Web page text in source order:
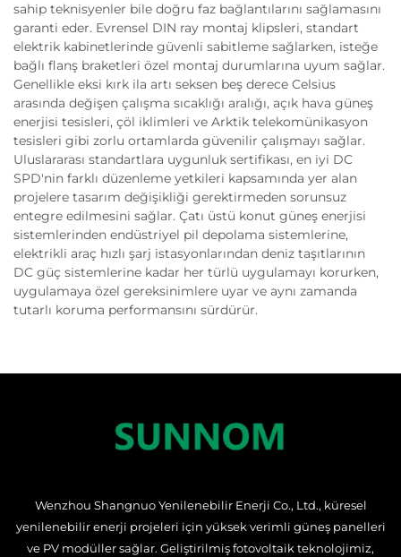
sahip teknisyenler bile doğru faz bağlantılarını sağlamasını
garanti eder. Evrensel DIN ray montaj klipsleri, standart
elektrik kabinetlerinde güvenli sabitleme sağlarken, isteğe
bağlı flanş braketleri özel montaj durumlarına uyum sağlar.
Genellikle eksi kırk ila artı seksen beş derece Celsius
arasında değişen çalışma sıcaklığı aralığı, açık hava güneş
enerjisi tesisleri, çöl iklimleri ve Arktik telekomünikasyon
tesisleri gibi zorlu ortamlarda güvenilir çalışmayı sağlar.
Uluslararası standartlara uygunluk sertifikası, en iyi DC
SPD'nin farklı düzenleme yetkileri kapsamında yer alan
projelere tasarım değişikliği gerektirmeden sorunsuz
entegre edilmesini sağlar. Çatı üstü konut güneş enerjisi
sistemlerinden endüstriyel pil depolama sistemlerine,
elektrikli araç hızlı şarj istasyonlarından deniz taşıtlarının
DC güç sistemlerine kadar her türlü uygulamayı korurken,
uygulamaya özel gereksinimlere uyar ve aynı zamanda
tutarlı koruma performansını sürdürür.
Wenzhou Shangnuo Yenilenebilir Enerji Co., Ltd., küresel
yenilenebilir enerji projeleri için yüksek verimli güneş panelleri
ve PV modüller sağlar. Geliştirilmiş fotovoltaik teknolojimiz,